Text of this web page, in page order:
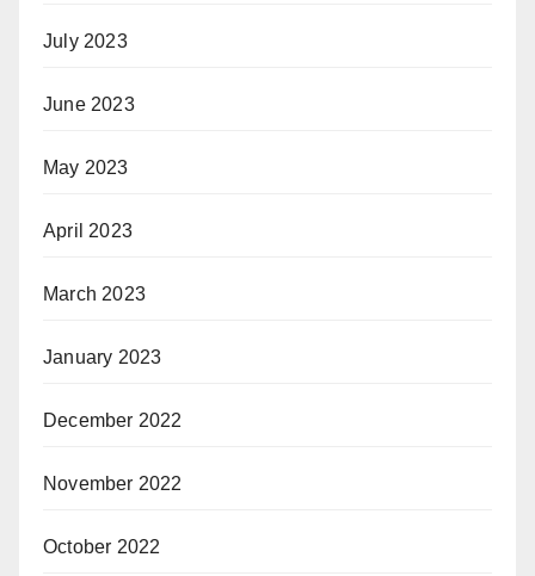
July 2023
June 2023
May 2023
April 2023
March 2023
January 2023
December 2022
November 2022
October 2022